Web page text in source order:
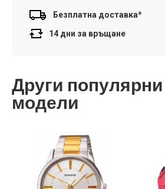
Безплатна доставка*
14 дни за връщане
Други популярни
модели